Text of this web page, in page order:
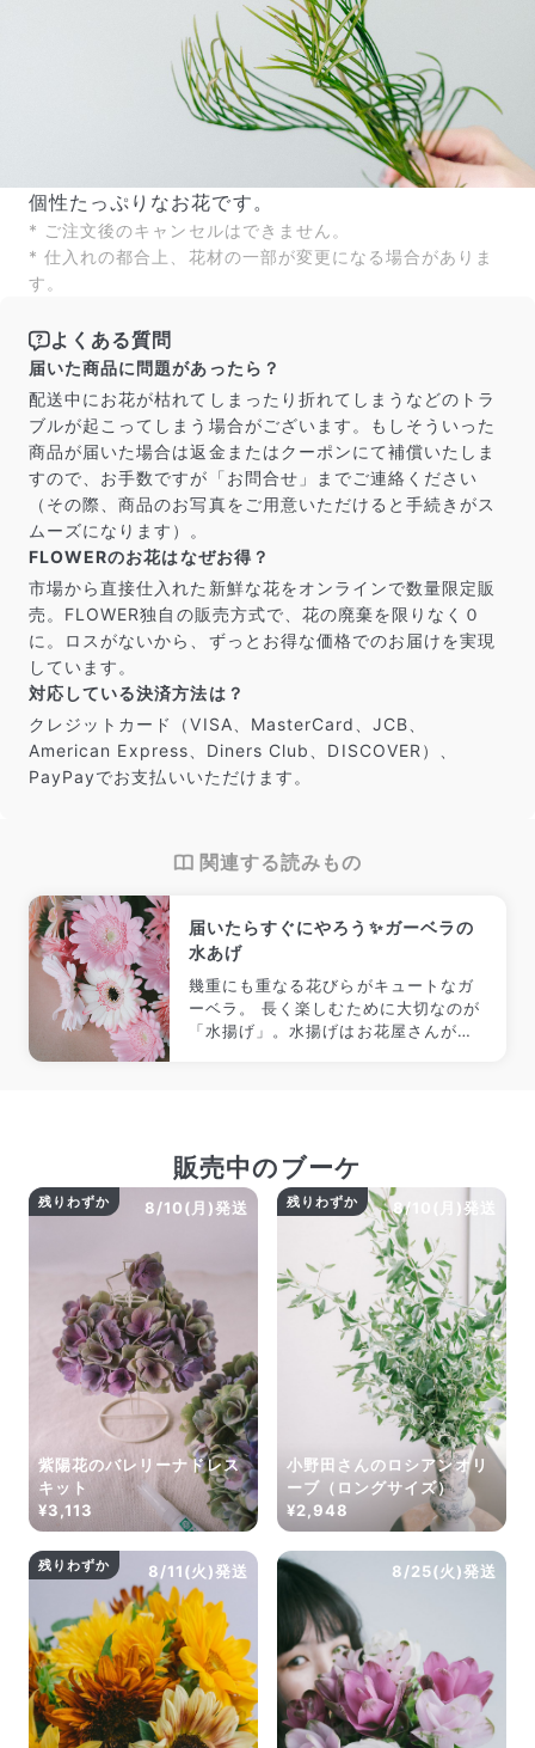
個性たっぷりなお花です。
* ご注文後のキャンセルはできません。
* 仕入れの都合上、花材の一部が変更になる場合がありま
す。
よくある質問
届いた商品に問題があったら？
配送中にお花が枯れてしまったり折れてしまうなどのトラ
ブルが起こってしまう場合がございます。もしそういった
商品が届いた場合は返金またはクーポンにて補償いたしま
すので、お手数ですが「お問合せ」までご連絡ください
（その際、商品のお写真をご用意いただけると手続きがス
ムーズになります）。
FLOWERのお花はなぜお得？
市場から直接仕入れた新鮮な花をオンラインで数量限定販
売。FLOWER独自の販売方式で、花の廃棄を限りなく０
に。ロスがないから、ずっとお得な価格でのお届けを実現
しています。
対応している決済方法は？
クレジットカード（VISA、MasterCard、JCB、
American Express、Diners Club、DISCOVER）、
PayPayでお支払いいただけます。
関連する読みもの
届いたらすぐにやろう✨ガーベラの
水あげ
幾重にも重なる花びらがキュートなガ
ーベラ。 長く楽しむために大切なのが
「水揚げ」。水揚げはお花屋さんが必
販売中のブーケ
8/10(月)発送
残りわずか
紫陽花のバレリーナドレス
キット
¥3,113
8/10(月)発送
残りわずか
小野田さんのロシアンオリ
ーブ（ロングサイズ）
¥2,948
8/11(火)発送
残りわずか 8/25(火)発送